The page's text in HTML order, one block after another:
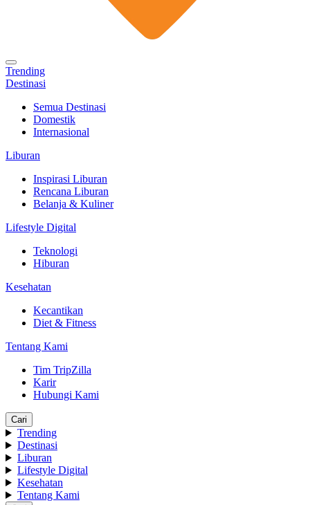
Trending
Destinasi
Semua Destinasi
Domestik
Internasional
Liburan
Inspirasi Liburan
Rencana Liburan
Belanja & Kuliner
Lifestyle Digital
Teknologi
Hiburan
Kesehatan
Kecantikan
Diet & Fitness
Tentang Kami
Tim TripZilla
Karir
Hubungi Kami
Cari
Trending
Destinasi
Liburan
Lifestyle Digital
Kesehatan
Tentang Kami